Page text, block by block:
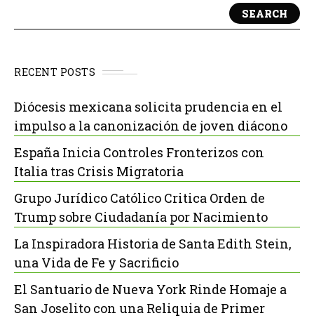
SEARCH
RECENT POSTS
Diócesis mexicana solicita prudencia en el
impulso a la canonización de joven diácono
España Inicia Controles Fronterizos con
Italia tras Crisis Migratoria
Grupo Jurídico Católico Critica Orden de
Trump sobre Ciudadanía por Nacimiento
La Inspiradora Historia de Santa Edith Stein,
una Vida de Fe y Sacrificio
El Santuario de Nueva York Rinde Homaje a
San Joselito con una Reliquia de Primer